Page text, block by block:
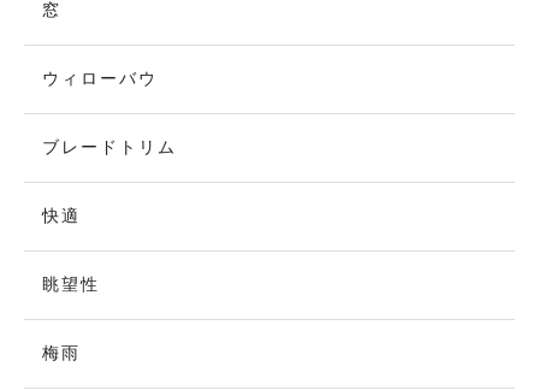
窓
ウィローバウ
ブレードトリム
快適
眺望性
梅雨